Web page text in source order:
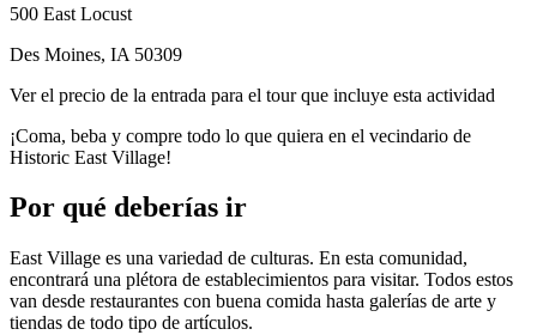
500 East Locust
Des Moines, IA 50309
Ver el precio de la entrada para el tour que incluye esta actividad
¡Coma, beba y compre todo lo que quiera en el vecindario de
Historic East Village!
Por qué deberías ir
East Village es una variedad de culturas. En esta comunidad,
encontrará una plétora de establecimientos para visitar. Todos estos
van desde restaurantes con buena comida hasta galerías de arte y
tiendas de todo tipo de artículos.